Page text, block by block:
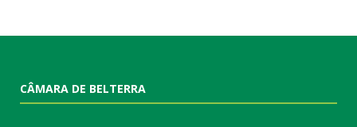
CÂMARA DE BELTERRA